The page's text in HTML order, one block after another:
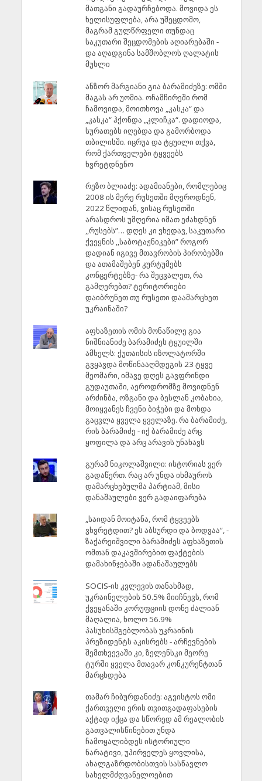
მათგანი გადაურჩებოდა. მოვიდა ეს
ხელისუფლება, არა უშეცდომო,
მაგრამ გულწრფელი თუნდაც
საკუთარი შეცდომების აღიარებაში -
და აღადგინა სამშობლოს ღალატის
მუხლი
ანზორ მარგიანი გია ბარამიძეზე: ომში
მაგას არ უომია. ოჩამჩირეში რომ
ჩამოვიდა, მოითხოვა „კასკა“ და
„კასკა“ ჰქონდა „კლიჩკა“. დადიოდა,
სურათებს იღებდა და გამორბოდა
თბილისში. იცრუა და ტყუილი თქვა,
რომ ქართველები ტყვეებს
ხვრეტდნენო
რეზო ბლიაძე: ადამიანები, რომლებიც
2008 ის მერე რუსეთში მღეროდნენ,
2022 წლიდან, ვისაც რუსეთში
არასდროს უმღერია იმათ ეძახდნენ
,,რუსებს”… დღეს კი ვხედავ, საკუთარი
ქვეყნის ,,საბოტაჟნიკები” როგორ
დადიან იგივე მთავრობის პირობებში
და ათამაშებენ კურტუმებს
კონცერტებზე- რა შეცვალეთ, რა
გამღერებთ? ტერიტორიები
დაიბრუნეთ თუ რუსეთი დაამარცხეთ
უკრაინაში?
აფხაზეთის ომის მონაწილე გია
ნიშნიანიძე ბარამიძეს ტყუილში
ამხელს: ქუთაისის იზოლატორში
გვყავდა მოწინააღმდეგის 23 ტყვე
მეომარი, იმავე დღეს გავფრინდი
გუდაუთაში, აეროდრომზე მოვიდნენ
არძინბა, ოზგანი და ბესლან კობახია,
მოიყვანეს ჩვენი ბიჭები და მოხდა
გაცვლა ყველა ყველაზე. რა ბარამიძე,
რის ბარამიძე - იქ ბარამიძე არც
ყოფილა და არც არავის უნახავს
გურამ ნიკოლაშვილი: ისტორიას ვერ
გადაწერთ. რაც არ უნდა იხმაუროს
დამარცხებულმა პარტიამ, მისი
დანაშაულები ვერ გადაიფარება
„საიდან მოიტანა, რომ ტყვეებს
ვხვრეტდით? ეს აბსურდი და ბოდვაა“, -
ზაქარეიშვილი ბარამიძეს აფხაზეთის
ომთან დაკავშირებით ფაქტების
დამახინჯებაში ადანაშაულებს
SOCIS-ის კვლევის თანახმად,
უკრაინელების 50.5% მიიჩნევს, რომ
ქვეყანაში კორუფციის დონე ძალიან
მაღალია, ხოლო 56.9%
პასუხისმგებლობას უკრაინის
პრეზიდენტს აკისრებს - არჩევნების
შემთხვევაში კი, ზელენსკი მეორე
ტურში ყველა მთავარ კონკურენტთან
მარცხდება
თამარ ჩიბურდანიძე: აგვისტოს ომი
ქართველი ერის თვითგადაფასების
აქტად იქცა და სწორედ ამ რეალობის
გათვალისწინებით უნდა
ჩამოყალიბდეს ისტორიული
ნარატივი, უპირველეს ყოვლისა,
ახალგაზრდობისთვის სასწავლო
სახელმძღვანელოებით